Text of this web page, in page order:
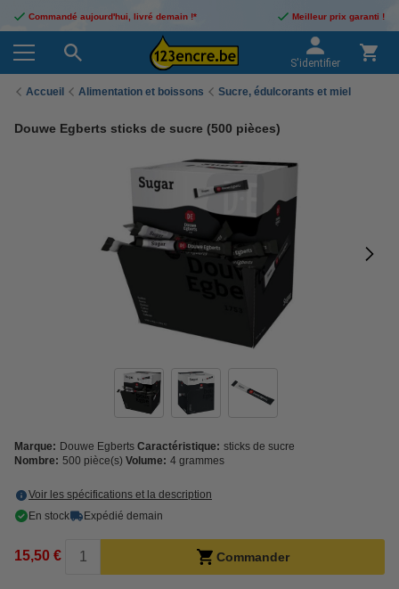
Commandé aujourd'hui, livré demain !* Meilleur prix garanti !
S'identifier
Accueil Alimentation et boissons Sucre, édulcorants et miel
Douwe Egberts sticks de sucre (500 pièces)
Marque: Douwe Egberts Caractéristique: sticks de sucre
Nombre: 500 pièce(s) Volume: 4 grammes
Voir les spécifications et la description
En stock
Expédié demain
15,50 € Commander